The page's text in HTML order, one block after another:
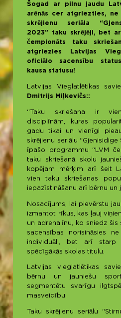
Šogad ar pilnu jaudu
arēnās cer atgriezties,
skrējienu seriāla
2023” taku skrējēji, bet
čempionāts taku
atgriezies Latvijas
oficiālo sacensību
kausa statusu!
Latvijas Vieglatlētikas
Dmitrijs Miļkevičs::
“Taku skriešana ir
disciplīnām, kuras
gadu tikai un vienīgi
skrējienu seriālu
īpašo programmu “LVM
taku skriešanā skolu
kopējam mērķim arī šeit
vien taku skriešanas
iepazīstināšanu arī bērnu un
Nosacījums, lai pievērstu
izmantot rīkus, kas ļauj
un adrenalīnu, ko sniedz šis
sacensības norisināsies
individuāli, bet arī starp
spēcīgākās skolas titulu.
Latvijas vieglatlētikas
bērnu un jauniešu
segmentētu svarīgu
masveidību.
Taku skrējienu seriālu